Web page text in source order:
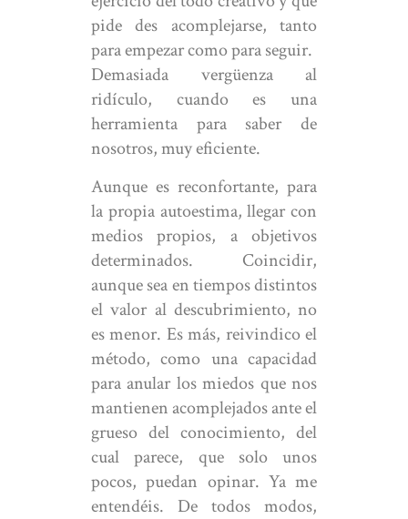
pide des acomplejarse, tanto
para empezar como para seguir.
Demasiada vergüenza al
ridículo, cuando es una
herramienta para saber de
nosotros, muy eficiente.
Aunque es reconfortante, para
la propia autoestima, llegar con
medios propios, a objetivos
determinados. Coincidir,
aunque sea en tiempos distintos
el valor al descubrimiento, no
es menor. Es más, reivindico el
método, como una capacidad
para anular los miedos que nos
mantienen acomplejados ante el
grueso del conocimiento, del
cual parece, que solo unos
pocos, puedan opinar. Ya me
entendéis. De todos modos,